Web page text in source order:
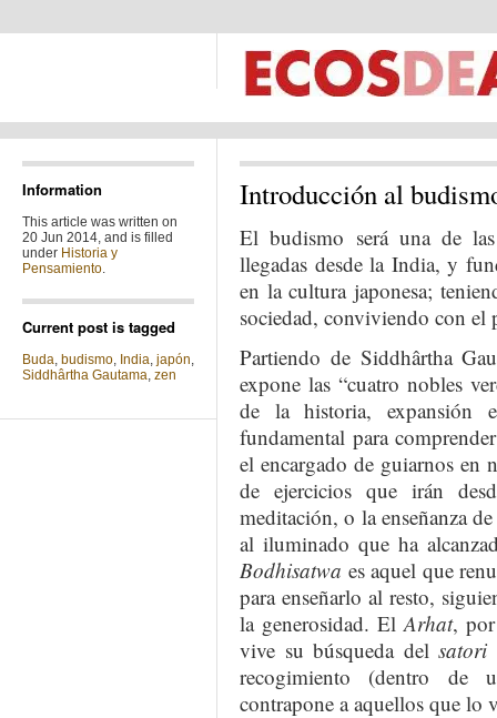
Information
This article was written on
20 Jun 2014, and is filled
under Historia y
Pensamiento.
Current post is tagged
Buda, budismo, India, japón,
Siddhârtha Gautama, zen
Introducción al
El budismo será una de las
llegadas desde la India, y
en la cultura japonesa;
sociedad, conviviendo con el
Partiendo de Siddhârtha
expone las “cuatro nobles
de la historia, expansión
fundamental para
el encargado de guiarnos en
de ejercicios que irán
meditación, o la enseñanza
al iluminado que ha
Bodhisatwa es aquel que
para enseñarlo al resto,
la generosidad. ElArhat,
vive su búsqueda delsatori
recogimiento (dentro de
contrapone a aquellos que lo